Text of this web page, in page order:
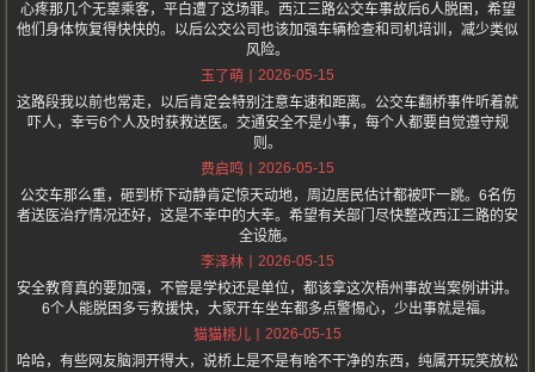
心疼那几个无辜乘客，平白遭了这场罪。西江三路公交车事故后6人脱困，希望
他们身体恢复得快快的。以后公交公司也该加强车辆检查和司机培训，减少类似
风险。
玉了萌
2026-05-15
这路段我以前也常走，以后肯定会特别注意车速和距离。公交车翻桥事件听着就
吓人，幸亏6个人及时获救送医。交通安全不是小事，每个人都要自觉遵守规
则。
费启鸣
2026-05-15
公交车那么重，砸到桥下动静肯定惊天动地，周边居民估计都被吓一跳。6名伤
者送医治疗情况还好，这是不幸中的大幸。希望有关部门尽快整改西江三路的安
全设施。
李泽林
2026-05-15
安全教育真的要加强，不管是学校还是单位，都该拿这次梧州事故当案例讲讲。
6个人能脱困多亏救援快，大家开车坐车都多点警惕心，少出事就是福。
猫猫桃儿
2026-05-15
哈哈，有些网友脑洞开得大，说桥上是不是有啥不干净的东西，纯属开玩笑放松